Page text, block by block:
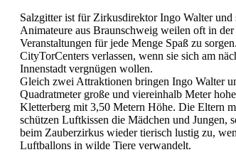
Salzgitter ist für Zirkusdirektor Ingo Walter und
Animateure aus Braunschweig weilen oft in
Veranstaltungen für jede Menge Spaß zu
CityTorCenters verlassen, wenn sie sich am
Innenstadt vergnügen wollen.
Gleich zwei Attraktionen bringen Ingo Walter
Quadratmeter große und viereinhalb Meter
Kletterberg mit 3,50 Metern Höhe. Die Eltern
schützen Luftkissen die Mädchen und Jungen,
beim Zauberzirkus wieder tierisch lustig zu,
Luftballons in wilde Tiere verwandelt.